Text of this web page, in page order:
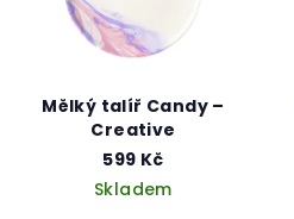
Mělký talíř Candy –
Creative
599 Kč
Skladem